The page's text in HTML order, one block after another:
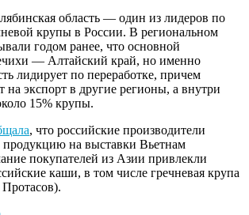
область — один из лидеров по
крупы в России. В региональном
годом ранее, что основной
— Алтайский край, но именно
лидирует по переработке, причем
на экспорт в другие регионы, а внутри
15% крупы.
, что российские производители
продукцию на выставки Вьетнам
покупателей из Азии привлекли
каши, в том числе гречневая крупа